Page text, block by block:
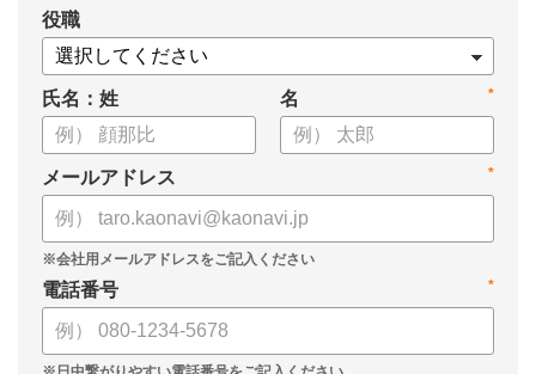
こと役職
氏名：姓 *
名
*
メールアドレス
*
電話番号